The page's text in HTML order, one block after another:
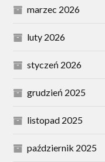
marzec 2026
luty 2026
styczeń 2026
grudzień 2025
listopad 2025
październik 2025